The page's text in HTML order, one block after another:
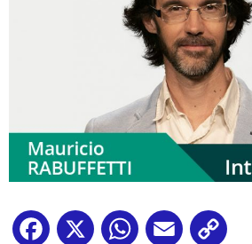
Facebook
X WhatsApp
Email